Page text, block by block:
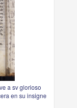
a sv glorioso
en su insigne